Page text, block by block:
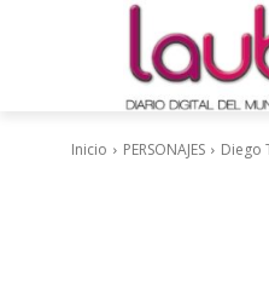
Inicio PERSONAJES Diego